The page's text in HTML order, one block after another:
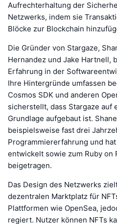
Aufrechterhaltung der
Netzwerks, indem sie
Blöcke zur Blockchain
Die Gründer von Stargaze,
Hernandez und Jake Hartnell,
Erfahrung in der
Ihre Hintergründe umfassen
Cosmos SDK und anderen
sicherstellt, dass Stargaze auf
Grundlage aufgebaut ist.
beispielsweise fast drei
Programmiererfahrung und
entwickelt sowie zum Ruby on
beigetragen.
Das Design des Netzwerks
dezentralen Marktplatz für
Plattformen wie OpenSea,
regiert. Nutzer können NFTs